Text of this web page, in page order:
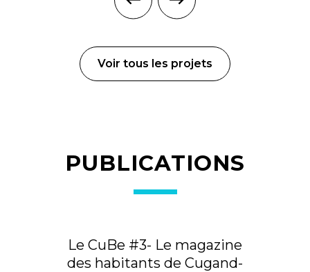
Voir tous les projets
PUBLICATIONS
Le CuBe #3- Le magazine
des habitants de Cugand-